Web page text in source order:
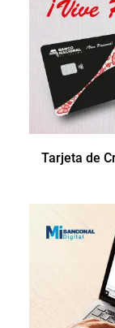
Tarjeta de